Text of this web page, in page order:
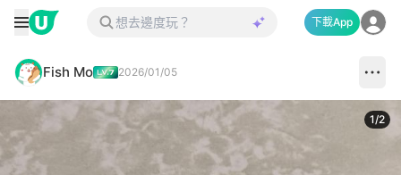
下載App
Fish Mo 2026/01/05
1/2